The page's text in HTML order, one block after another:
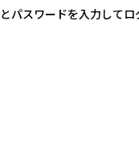
パスワードを入力してロ